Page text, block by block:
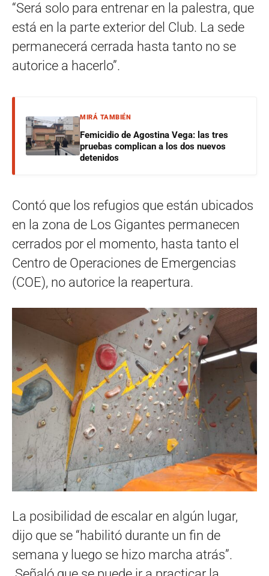
“Será solo para entrenar en la palestra, que
está en la parte exterior del Club. La sede
permanecerá cerrada hasta tanto no se
autorice a hacerlo”.
MIRÁ TAMBIÉN
Femicidio de Agostina Vega: las tres
pruebas complican a los dos nuevos
detenidos
Contó que los refugios que están ubicados
en la zona de Los Gigantes permanecen
cerrados por el momento, hasta tanto el
Centro de Operaciones de Emergencias
(COE), no autorice la reapertura.
La posibilidad de escalar en algún lugar,
dijo que se “habilitó durante un fin de
semana y luego se hizo marcha atrás”.